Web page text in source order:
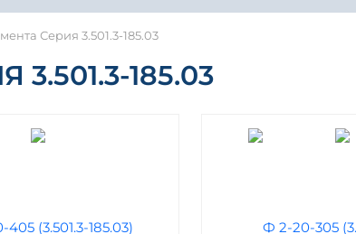
Серия 3.501.3-185.03
185.03